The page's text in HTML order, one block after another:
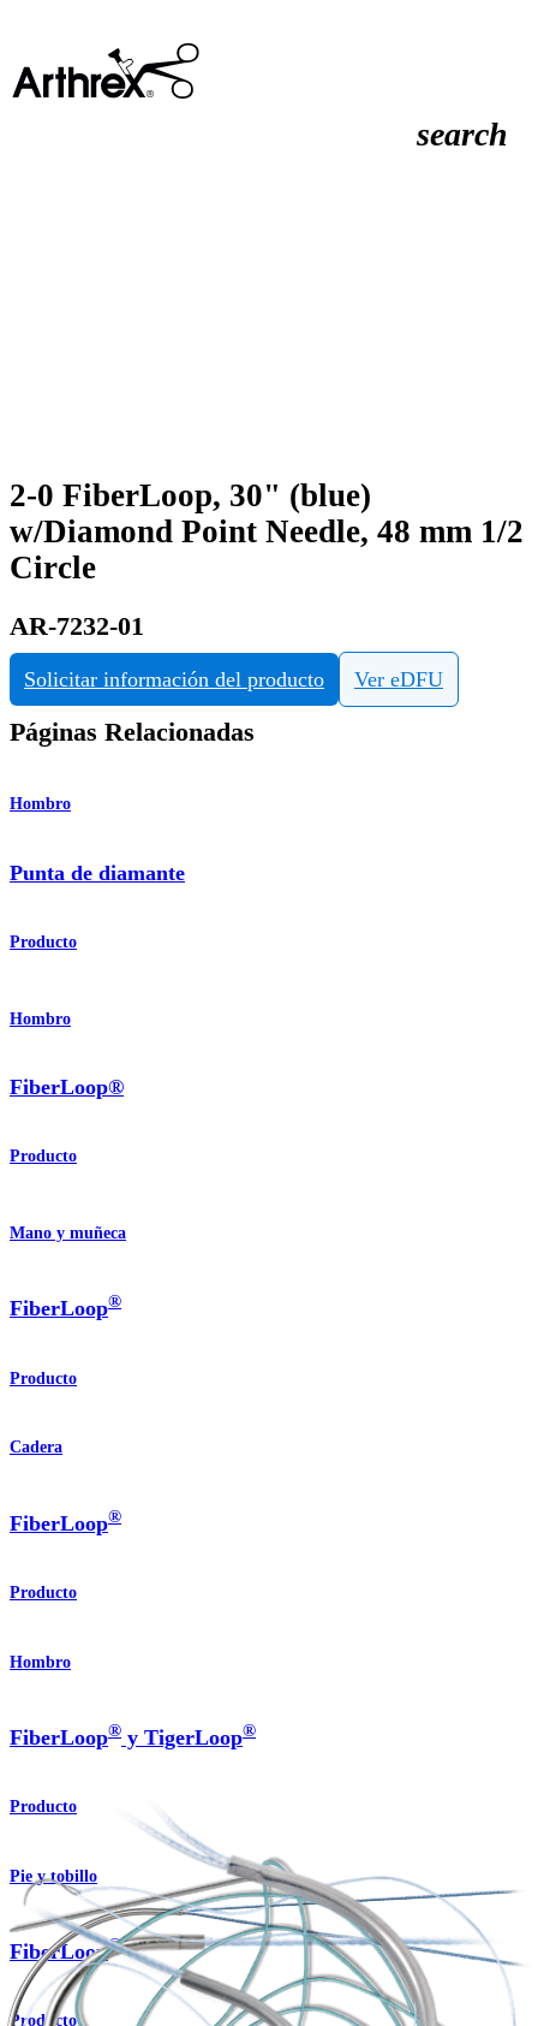
search
2-0 FiberLoop, 30" (blue)
w/Diamond Point Needle, 48 mm 1/2
Circle
AR-7232-01
Solicitar información del producto Ver eDFU
Páginas Relacionadas
Hombro
Punta de diamante
Producto
Hombro
FiberLoop®
Producto
Mano y muñeca
FiberLoop®
Producto
Cadera
FiberLoop®
Producto
Hombro
FiberLoop® y TigerLoop®
Producto
Pie y tobillo
FiberLoop®
Producto